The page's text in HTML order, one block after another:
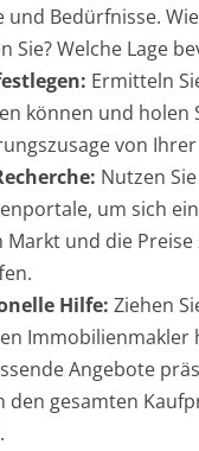
und Bedürfnisse.
Sie? Welche Lage
Ermitteln
können und holen
von Ihrer
Nutzen Sie
um sich
Markt und die Preise
Hilfe: Ziehen
Immobilienmakler
Angebote
den gesamten